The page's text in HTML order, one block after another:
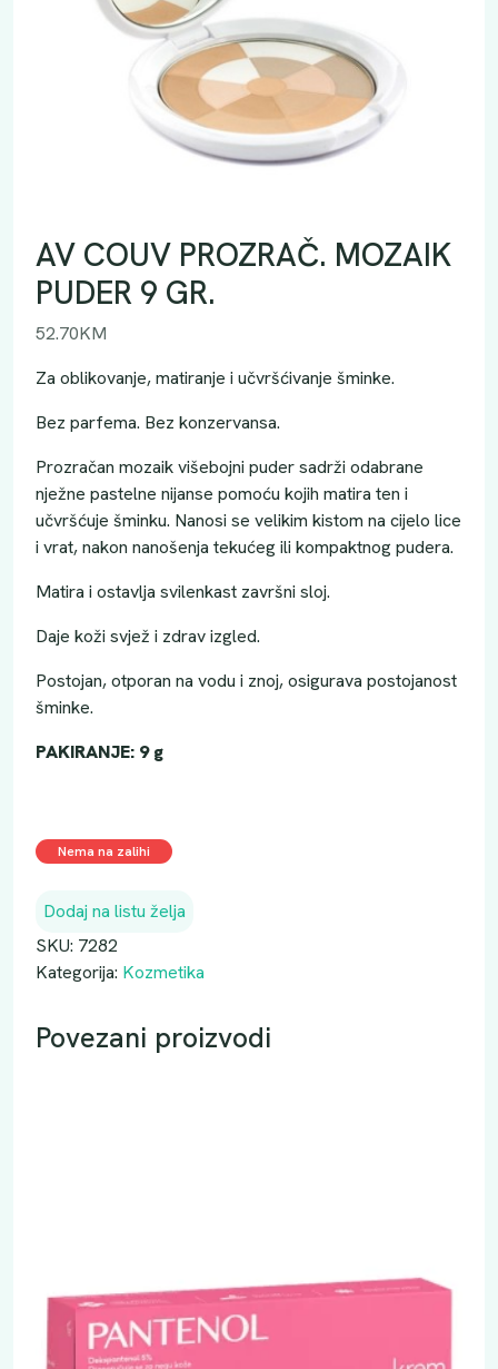
AV COUV PROZRAČ. MOZAIK
PUDER 9 GR.
52.70KM
Za oblikovanje, matiranje i učvršćivanje šminke.
Bez parfema. Bez konzervansa.
Prozračan mozaik višebojni puder sadrži odabrane
nježne pastelne nijanse pomoću kojih matira ten i
učvršćuje šminku. Nanosi se velikim kistom na cijelo lice
i vrat, nakon nanošenja tekućeg ili kompaktnog pudera.
Matira i ostavlja svilenkast završni sloj.
Daje koži svjež i zdrav izgled.
Postojan, otporan na vodu i znoj, osigurava postojanost
šminke.
PAKIRANJE: 9 g
Nema na zalihi
Dodaj na listu želja
SKU: 7282
Kategorija: Kozmetika
Povezani proizvodi